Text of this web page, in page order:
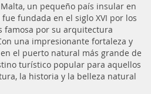
un pequeño país insular en
fundada en el siglo XVI por los
famosa por su arquitectura
una impresionante fortaleza y
el puerto natural más grande de
turístico popular para aquellos
la historia y la belleza natural